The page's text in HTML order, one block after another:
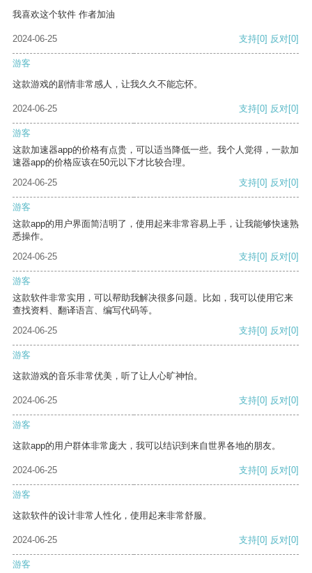
我喜欢这个软件 作者加油
2024-06-25 支持[0] 反对[0]
游客
这款游戏的剧情非常感人，让我久久不能忘怀。
2024-06-25 支持[0] 反对[0]
游客
这款加速器app的价格有点贵，可以适当降低一些。我个人觉得，一款加
速器app的价格应该在50元以下才比较合理。
2024-06-25
支持[0] 反对[0]
游客
这款app的用户界面简洁明了，使用起来非常容易上手，让我能够快速熟
悉操作。
2024-06-25
支持[0] 反对[0]
游客
这款软件非常实用，可以帮助我解决很多问题。比如，我可以使用它来
查找资料、翻译语言、编写代码等。
2024-06-25
支持[0] 反对[0]
游客
这款游戏的音乐非常优美，听了让人心旷神怡。
2024-06-25 支持[0] 反对[0]
游客
这款app的用户群体非常庞大，我可以结识到来自世界各地的朋友。
2024-06-25 支持[0] 反对[0]
游客
这款软件的设计非常人性化，使用起来非常舒服。
2024-06-25 支持[0] 反对[0]
游客